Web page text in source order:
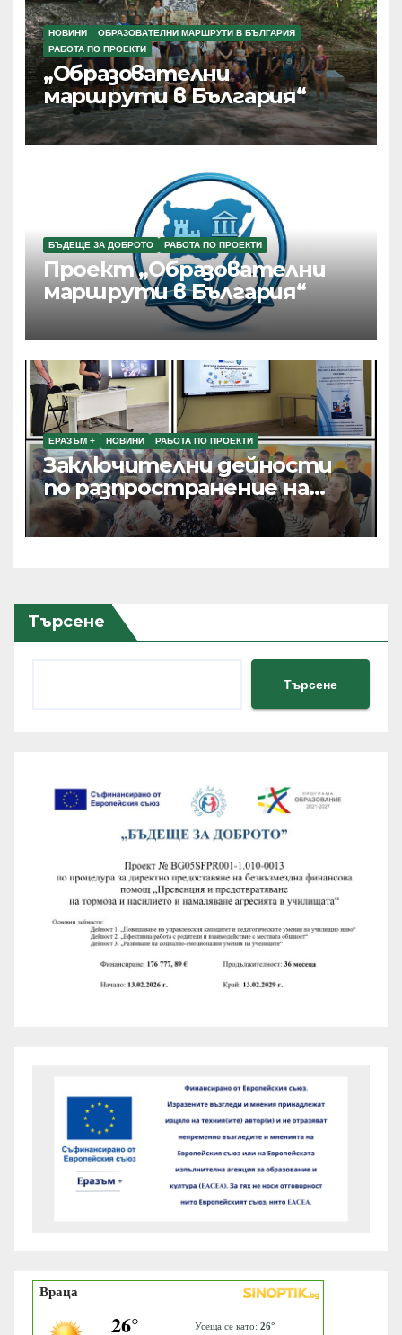
НОВИНИ
ОБРАЗОВАТЕЛНИ МАРШРУТИ В БЪЛГАРИЯ
РАБОТА ПО ПРОЕКТИ
„Образователни
маршрути в България“
БЪДЕЩЕ ЗА ДОБРОТО РАБОТА ПО ПРОЕКТИ
Проект „Образователни
маршрути в България“
ЕРАЗЪМ + НОВИНИ РАБОТА ПО ПРОЕКТИ
Заключителни дейности
по разпространение на
резултатите от текущи
проекти по Програма
Търсене
Търсене